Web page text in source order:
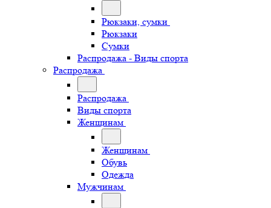
Рюкзаки, сумки
Рюкзаки
Сумки
Распродажа - Виды спорта
Распродажа
Распродажа
Виды спорта
Женщинам
Женщинам
Обувь
Одежда
Мужчинам